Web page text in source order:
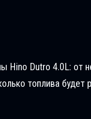
Hino Dutro 4.0L: от
топлива будет